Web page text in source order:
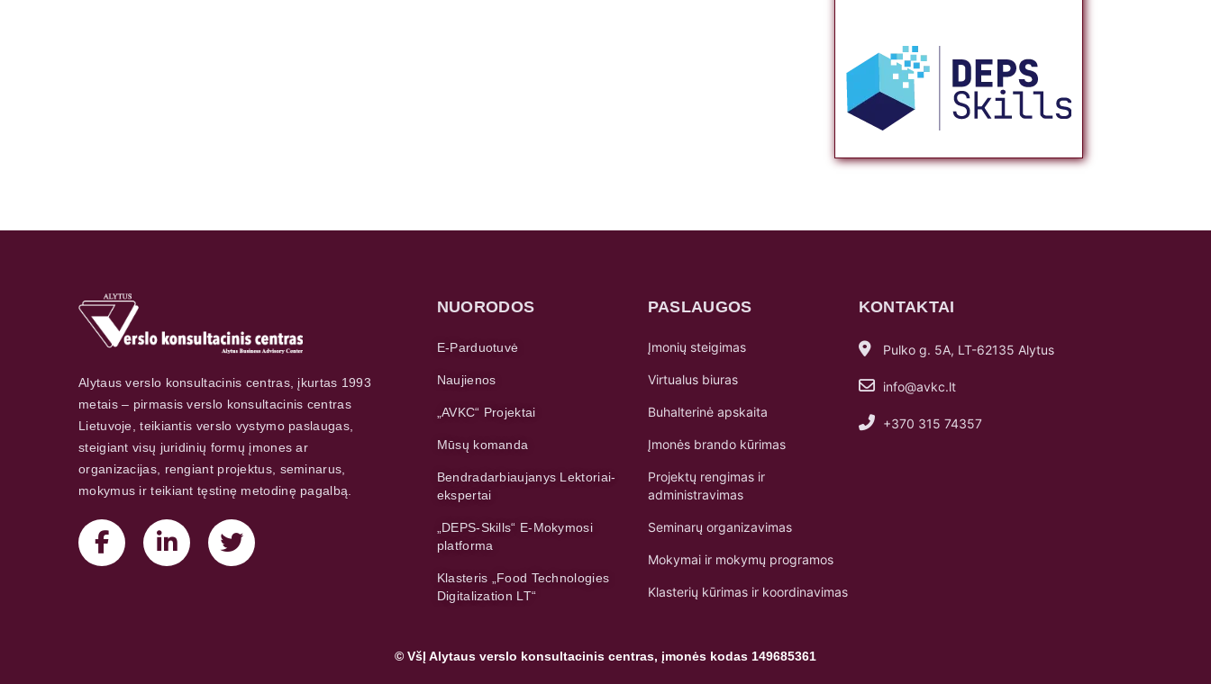
Alytaus verslo konsultacinis centras, įkurtas 1993
metais – pirmasis verslo konsultacinis centras
Lietuvoje, teikiantis verslo vystymo paslaugas,
steigiant visų juridinių formų įmones ar
organizacijas, rengiant projektus, seminarus,
mokymus ir teikiant tęstinę metodinę pagalbą.
NUORODOS
E-Parduotuvė
Naujienos
„AVKC“ Projektai
Mūsų komanda
Bendradarbiaujanys Lektoriai-
ekspertai
„DEPS-Skills“ E-Mokymosi
platforma
Klasteris „Food Technologies
Digitalization LT“
PASLAUGOS
Įmonių steigimas
Virtualus biuras
Buhalterinė apskaita
Įmonės brando kūrimas
Projektų rengimas ir
administravimas
Seminarų organizavimas
Mokymai ir mokymų programos
Klasterių kūrimas ir koordinavimas
KONTAKTAI
Pulko g. 5A, LT-62135 Alytus
info@avkc.lt
+370 315 74357
© VšĮ Alytaus verslo konsultacinis centras, įmonės kodas 149685361